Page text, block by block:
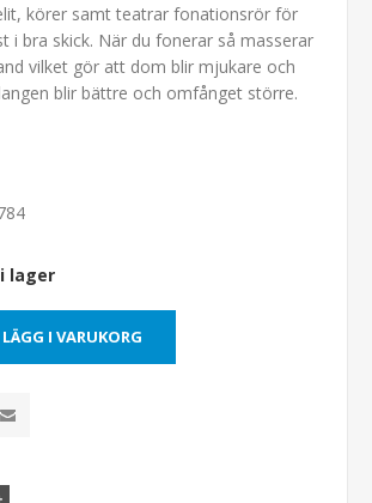
körer samt teatrar fonationsrör för
i bra skick. När du fonerar så masserar
vilket gör att dom blir mjukare och
blir bättre och omfånget större.
lager